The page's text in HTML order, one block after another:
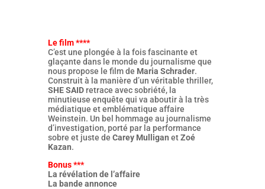
Le film ****
C’est une plongée à la fois fascinante et
glaçante dans le monde du journalisme que
nous propose le film de Maria Schrader.
Construit à la manière d’un véritable thriller,
SHE SAIDretrace avec sobriété, la
minutieuse enquête qui va aboutir à la très
médiatique et emblématique affaire
Weinstein. Un bel hommage au journalisme
d’investigation, porté par la performance
sobre et juste de Carey Mulligan etZoé
Kazan.
Bonus ***
La révélation de l’affaire
La bande annonce